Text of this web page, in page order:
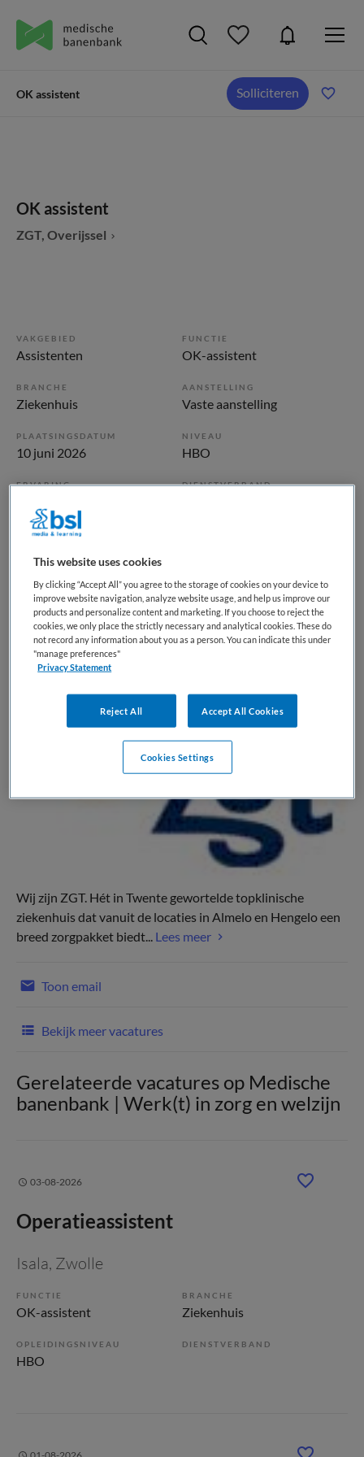
OK assistent Solliciteren
OK assistent
ZGT, Overijssel
VAKGEBIED
Assistenten
FUNCTIE
OK-assistent
BRANCHE
Ziekenhuis
AANSTELLING
Vaste aanstelling
PLAATSINGSDATUM
10 juni 2026
NIVEAU
HBO
ERVARING DIENSTVERBAND
Vacature niet beschikbaar
Deze vacature OK assistent bij ZGT is niet meer actueel.
Hieronder staan enkele vergelijkbare vacatures die voor u
wellicht interessant zijn.
Wij zijn ZGT. Hét in Twente gewortelde topklinische
ziekenhuis dat vanuit de locaties in Almelo en Hengelo een
breed zorgpakket biedt... Lees meer
Toon email
Bekijk meer vacatures
Gerelateerde vacatures op Medische
banenbank | Werk(t) in zorg en welzijn
03-08-2026
Operatieassistent
Isala, Zwolle
FUNCTIE
OK-assistent
BRANCHE
Ziekenhuis
OPLEIDINGSNIVEAU
HBO
DIENSTVERBAND
This website uses cookies
By clicking “Accept All” you agree to the storage of cookies on your device to
improve website navigation, analyze website usage, and help us improve our
products and personalize content and marketing. If you choose to reject the
cookies, we only place the strictly necessary and analytical cookies. These do
not record any information about you as a person. You can indicate this under
"manage preferences"
Privacy Statement
Reject All Accept All Cookies
Cookies Settings